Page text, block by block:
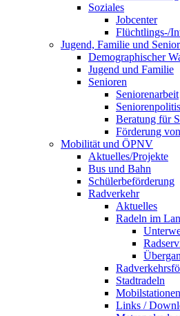
Soziales
Jobcenter
Flüchtlings-/
Jugend, Familie und
Demographischer
Jugend und Familie
Senioren
Seniorenarbeit
Beratung für
Förderung
Mobilität und ÖPNV
Aktuelles/Projekte
Bus und Bahn
Schülerbeförderung
Radverkehr
Aktuelles
Radeln im
Stadtradeln
Mobilstationen
Links /